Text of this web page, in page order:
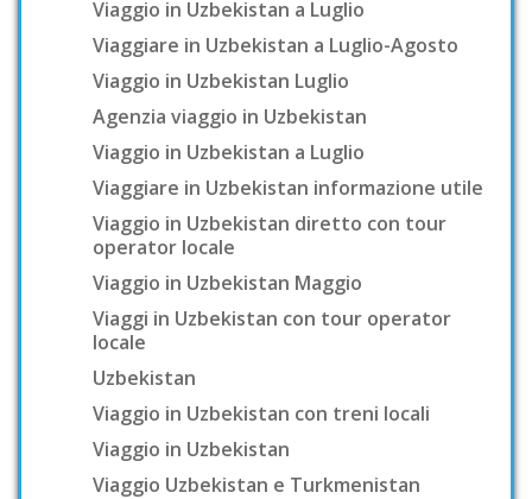
Viaggio in Uzbekistan a Luglio
Viaggiare in Uzbekistan a Luglio-Agosto
Viaggio in Uzbekistan Luglio
Agenzia viaggio in Uzbekistan
Viaggio in Uzbekistan a Luglio
Viaggiare in Uzbekistan informazione utile
Viaggio in Uzbekistan diretto con tour
operator locale
Viaggio in Uzbekistan Maggio
Viaggi in Uzbekistan con tour operator
locale
Uzbekistan
Viaggio in Uzbekistan con treni locali
Viaggio in Uzbekistan
Viaggio Uzbekistan e Turkmenistan